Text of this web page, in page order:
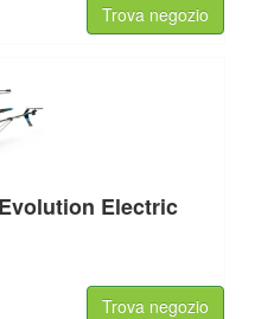
Trova negozio
Electric
Trova negozio